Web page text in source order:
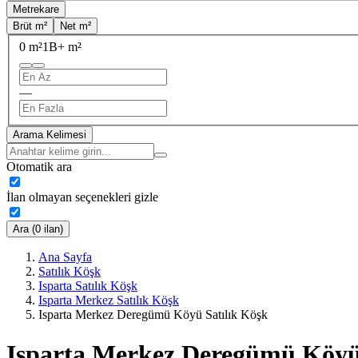
Metrekare
Brüt m²
Net m²
0 m²1B+ m²
—
Arama Kelimesi
Otomatik ara
İlan olmayan seçenekleri gizle
Ara (0 ilan)
Ana Sayfa
Satılık Köşk
Isparta Satılık Köşk
Isparta Merkez Satılık Köşk
Isparta Merkez Deregümü Köyü Satılık Köşk